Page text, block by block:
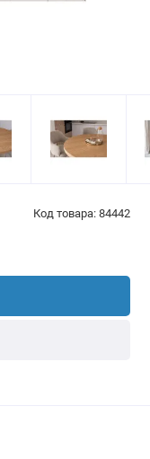
Код товара: 84442